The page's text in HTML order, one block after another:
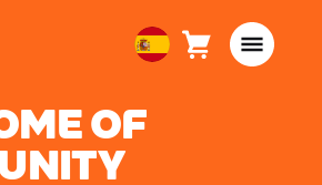
European
Español
Carro0
OF